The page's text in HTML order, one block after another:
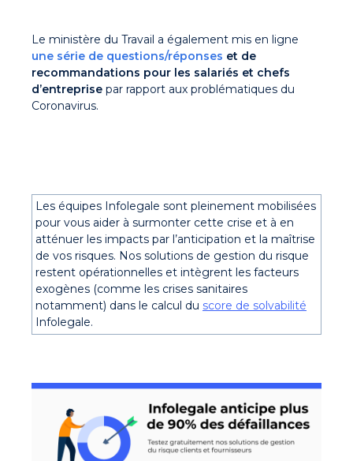
Le ministère du Travail a également mis en ligne
une série de questions/réponses et de
recommandations pour les salariés et chefs
d’entreprise par rapport aux problématiques du
Coronavirus.
Les équipes Infolegale sont pleinement mobilisées
pour vous aider à surmonter cette crise et à en
atténuer les impacts par l’anticipation et la maîtrise
de vos risques. Nos solutions de gestion du risque
restent opérationnelles et intègrent les facteurs
exogènes (comme les crises sanitaires
notamment) dans le calcul du score de solvabilité
Infolegale.